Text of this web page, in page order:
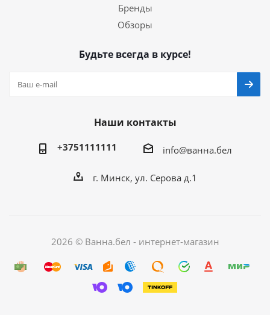
Бренды
Обзоры
Будьте всегда в курсе!
Наши контакты
+3751111111 info@ванна.бел
г. Минск, ул. Серова д.1
2026 © Ванна.бел - интернет-магазин